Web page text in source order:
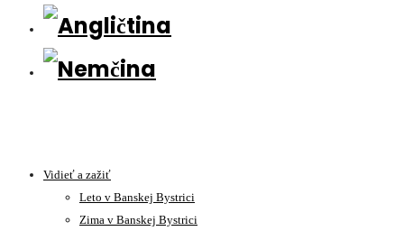
Vidieť a zažiť
Leto v Banskej Bystrici
Zima v Banskej Bystrici